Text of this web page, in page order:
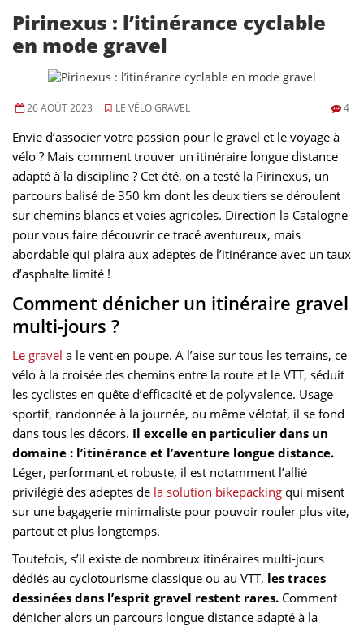
Pirinexus : l’itinérance cyclable
en mode gravel
26 AOÛT 2023 LE VÉLO GRAVEL 4
Envie d’associer votre passion pour le gravel et le voyage à
vélo ? Mais comment trouver un itinéraire longue distance
adapté à la discipline ? Cet été, on a testé la Pirinexus, un
parcours balisé de 350 km dont les deux tiers se déroulent
sur chemins blancs et voies agricoles. Direction la Catalogne
pour vous faire découvrir ce tracé aventureux, mais
abordable qui plaira aux adeptes de l’itinérance avec un taux
d’asphalte limité !
Comment dénicher un itinéraire gravel
multi-jours ?
Le gravel a le vent en poupe. A l’aise sur tous les terrains, ce
vélo à la croisée des chemins entre la route et le VTT, séduit
les cyclistes en quête d’efficacité et de polyvalence. Usage
sportif, randonnée à la journée, ou même vélotaf, il se fond
dans tous les décors. Il excelle en particulier dans un
domaine : l’itinérance et l’aventure longue distance.
Léger, performant et robuste, il est notamment l’allié
privilégié des adeptes de la solution bikepacking qui misent
sur une bagagerie minimaliste pour pouvoir rouler plus vite,
partout et plus longtemps.
Toutefois, s’il existe de nombreux itinéraires multi-jours
dédiés au cyclotourisme classique ou au VTT, les traces
dessinées dans l’esprit gravel restent rares. Comment
dénicher alors un parcours longue distance adapté à la